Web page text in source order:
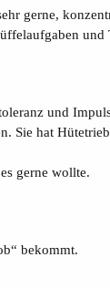
gerne,
und
und
hat
gerne wollte.
bekommt.